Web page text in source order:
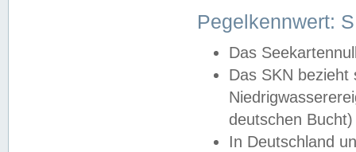
Pegelkennwert:
Das
Das SKN
deutschen
In Deutschland